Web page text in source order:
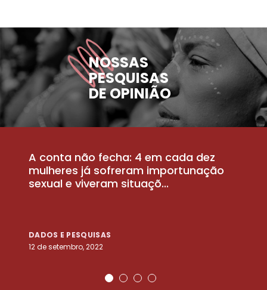
NOSSAS
PESQUISAS
DE OPINIÃO
A conta não fecha: 4 em cada dez
mulheres já sofreram importunação
sexual e viveram situaçõ...
DADOS E PESQUISAS
12 de setembro, 2022